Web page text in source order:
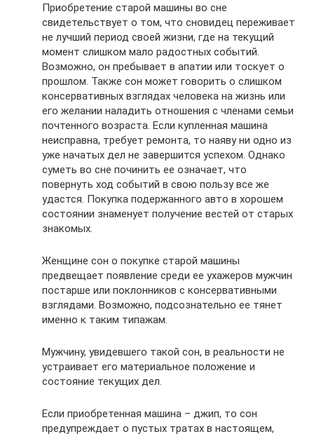
Приобретение старой машины во сне
свидетельствует о том, что сновидец переживает
не лучший период своей жизни, где на текущий
момент слишком мало радостных событий.
Возможно, он пребывает в апатии или тоскует о
прошлом. Также сон может говорить о слишком
консервативных взглядах человека на жизнь или
его желании наладить отношения с членами семьи
почтенного возраста. Если купленная машина
неисправна, требует ремонта, то наяву ни одно из
уже начатых дел не завершится успехом. Однако
суметь во сне починить ее означает, что
повернуть ход событий в свою пользу все же
удастся. Покупка подержанного авто в хорошем
состоянии знаменует получение вестей от старых
знакомых.
Женщине сон о покупке старой машины
предвещает появление среди ее ухажеров мужчин
постарше или поклонников с консервативными
взглядами. Возможно, подсознательно ее тянет
именно к таким типажам.
Мужчину, увидевшего такой сон, в реальности не
устраивает его материальное положение и
состояние текущих дел.
Если приобретенная машина – джип, то сон
предупреждает о пустых тратах в настоящем,